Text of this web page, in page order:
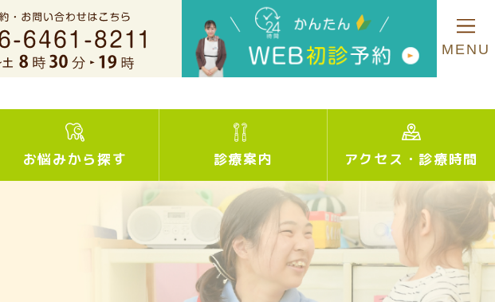
MENU
お悩みから探す 診療案内 アクセス ・ 診療時間